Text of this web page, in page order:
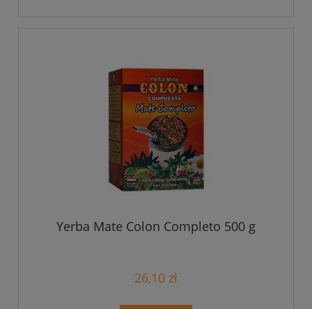
Yerba Mate Colon Completo 500 g
26,10 zł